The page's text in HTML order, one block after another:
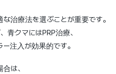
治療法を選ぶことが重要です。
青クマにはPRP治療、
注入が効果的です。
は、